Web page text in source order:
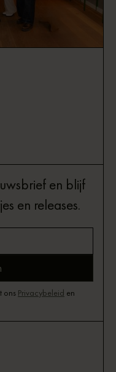
en blijf
en releases.
ons Privacybeleid en